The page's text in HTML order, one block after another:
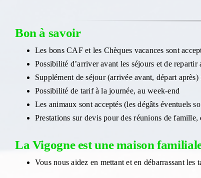
Bon à savoir
Les bons CAF et les Chèques vacances sont
Possibilité d’arriver avant les séjours et de repartir
Supplément de séjour (arrivée avant, départ
Possibilité de tarif à la journée, au week-end
Les animaux sont acceptés (les dégâts éventuels
Prestations sur devis pour des réunions de famille,
La Vigogne est une maison
Vous nous aidez en mettant et en débarrassant les